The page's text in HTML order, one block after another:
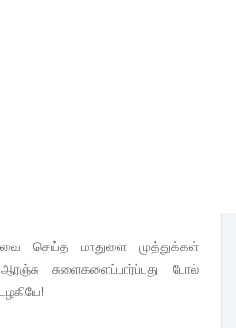
செய்த மாதுளை முத்துக்கள்
சுளைகளைப்பார்ப்பது போல்